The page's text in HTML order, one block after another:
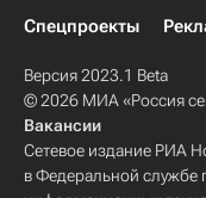
Спецпроекты
Версия 2023.1 Beta
© 2026 МИА «Россия
Вакансии
Сетевое издание РИА
в Федеральной службе